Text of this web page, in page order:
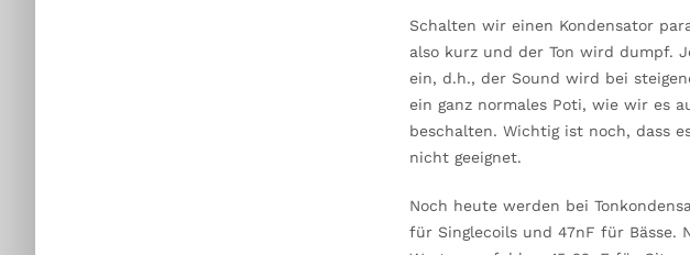
Schalten wir einen Kondensator
also kurz und der Ton wird dumpf.
ein, d.h., der Sound wird bei
ein ganz normales Poti, wie wir es
beschalten. Wichtig ist noch, dass
nicht geeignet.
Noch heute werden bei
für Singlecoils und 47nF für Bässe.